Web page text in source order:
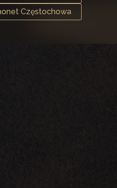
Częstochowa